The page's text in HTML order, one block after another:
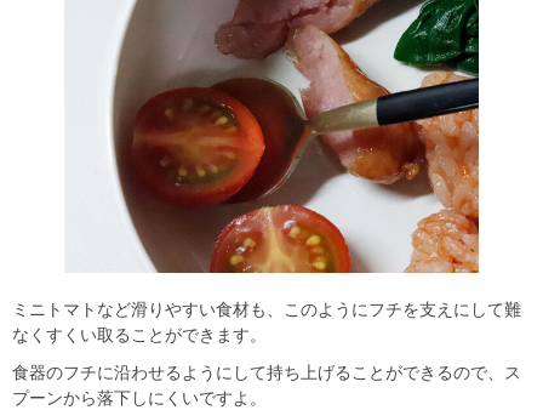
ミニトマトなど滑りやすい食材も、このようにフチを支えにして難
なくすくい取ることができます。
食器のフチに沿わせるようにして持ち上げることができるので、ス
プーンから落下しにくいですよ。